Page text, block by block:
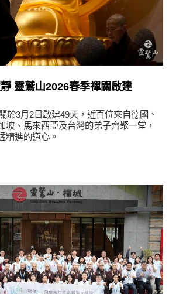
靈鷲山2026春季禪關啟建
於3月2日啟建49天，近百位來自德國、
坡、馬來西亞及台灣的弟子齊聚一堂，
精進的道心。
學習分享